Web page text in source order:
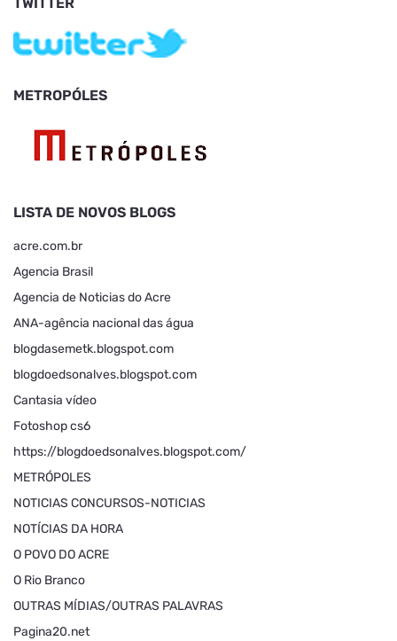
TWITTER
METROPÓLES
LISTA DE NOVOS BLOGS
acre.com.br
Agencia Brasil
Agencia de Noticias do Acre
ANA-agência nacional das água
blogdasemetk.blogspot.com
blogdoedsonalves.blogspot.com
Cantasia vídeo
Fotoshop cs6
https://blogdoedsonalves.blogspot.com/
METRÓPOLES
NOTICIAS CONCURSOS-NOTICIAS
NOTÍCIAS DA HORA
O POVO DO ACRE
O Rio Branco
OUTRAS MÍDIAS/OUTRAS PALAVRAS
Pagina20.net